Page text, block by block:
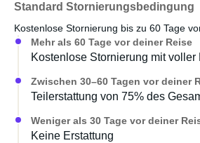
Standard Stornierungsbedingung
Kostenlose Stornierung bis zu 60 Tage
Mehr als 60 Tage vor deiner Reise
Kostenlose Stornierung mit voller
Zwischen 30–60 Tagen vor deiner
Teilerstattung von 75% des
Weniger als 30 Tage vor deiner
Keine Erstattung